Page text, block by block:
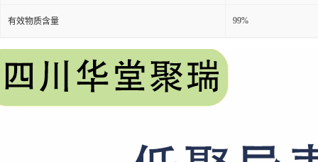
有效物质含量 99%